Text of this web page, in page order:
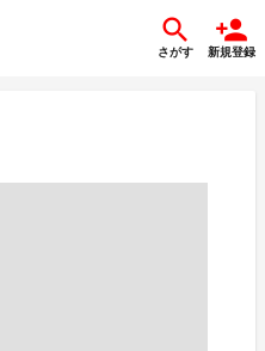
さがす 新規登録